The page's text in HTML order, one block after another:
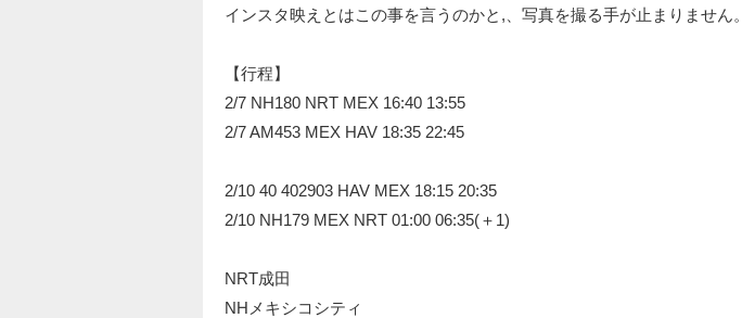
インスタ映えとはこの事を言うのかと,、写真を撮る手が止まりません。
【行程】
2/7 NH180 NRT MEX 16:40 13:55
2/7 AM453 MEX HAV 18:35 22:45
2/10 40 402903 HAV MEX 18:15 20:35
2/10 NH179 MEX NRT 01:00 06:35(＋1)
NRT成田
NHメキシコシティ